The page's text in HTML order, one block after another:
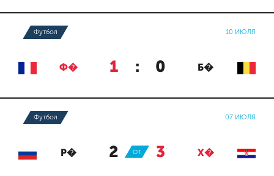
Футбол 10 ИЮЛЯ
Ф� 1 : 0 Б�
Футбол 07 ИЮЛЯ
Р� 2 : 3 Х�
ОТ